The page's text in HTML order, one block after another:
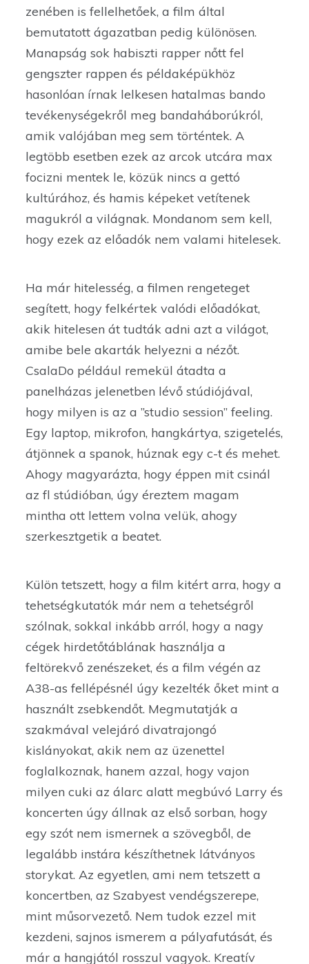
zenében is fellelhetőek, a film által
bemutatott ágazatban pedig különösen.
Manapság sok habiszti rapper nőtt fel
gengszter rappen és példaképükhöz
hasonlóan írnak lelkesen hatalmas bando
tevékenységekről meg bandaháborúkról,
amik valójában meg sem történtek. A
legtöbb esetben ezek az arcok utcára max
focizni mentek le, közük nincs a gettó
kultúrához, és hamis képeket vetítenek
magukról a világnak. Mondanom sem kell,
hogy ezek az előadók nem valami hitelesek.
Ha már hitelesség, a filmen rengeteget
segített, hogy felkértek valódi előadókat,
akik hitelesen át tudták adni azt a világot,
amibe bele akarták helyezni a nézőt.
CsalaDo például remekül átadta a
panelházas jelenetben lévő stúdiójával,
hogy milyen is az a ’’studio session’’ feeling.
Egy laptop, mikrofon, hangkártya, szigetelés,
átjönnek a spanok, húznak egy c-t és mehet.
Ahogy magyarázta, hogy éppen mit csinál
az fl stúdióban, úgy éreztem magam
mintha ott lettem volna velük, ahogy
szerkesztgetik a beatet.
Külön tetszett, hogy a film kitért arra, hogy a
tehetségkutatók már nem a tehetségről
szólnak, sokkal inkább arról, hogy a nagy
cégek hirdetőtáblának használja a
feltörekvő zenészeket, és a film végén az
A38-as fellépésnél úgy kezelték őket mint a
használt zsebkendőt. Megmutatják a
szakmával velejáró divatrajongó
kislányokat, akik nem az üzenettel
foglalkoznak, hanem azzal, hogy vajon
milyen cuki az álarc alatt megbúvó Larry és
koncerten úgy állnak az első sorban, hogy
egy szót nem ismernek a szövegből, de
legalább instára készíthetnek látványos
storykat. Az egyetlen, ami nem tetszett a
koncertben, az Szabyest vendégszerepe,
mint műsorvezető. Nem tudok ezzel mit
kezdeni, sajnos ismerem a pályafutását, és
már a hangjától rosszul vagyok. Kreatív